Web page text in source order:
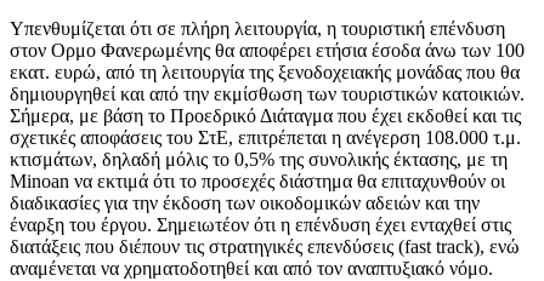
Υπενθυμίζεται ότι σε πλήρη λειτουργία, η τουριστική επένδυση
στον Ορμο Φανερωμένης θα αποφέρει ετήσια έσοδα άνω των 100
εκατ. ευρώ, από τη λειτουργία της ξενοδοχειακής μονάδας που θα
δημιουργηθεί και από την εκμίσθωση των τουριστικών κατοικιών.
Σήμερα, με βάση το Προεδρικό Διάταγμα που έχει εκδοθεί και τις
σχετικές αποφάσεις του ΣτΕ, επιτρέπεται η ανέγερση 108.000 τ.μ.
κτισμάτων, δηλαδή μόλις το 0,5% της συνολικής έκτασης, με τη
Minoan να εκτιμά ότι το προσεχές διάστημα θα επιταχυνθούν οι
διαδικασίες για την έκδοση των οικοδομικών αδειών και την
έναρξη του έργου. Σημειωτέον ότι η επένδυση έχει ενταχθεί στις
διατάξεις που διέπουν τις στρατηγικές επενδύσεις (fast track), ενώ
αναμένεται να χρηματοδοτηθεί και από τον αναπτυξιακό νόμο.